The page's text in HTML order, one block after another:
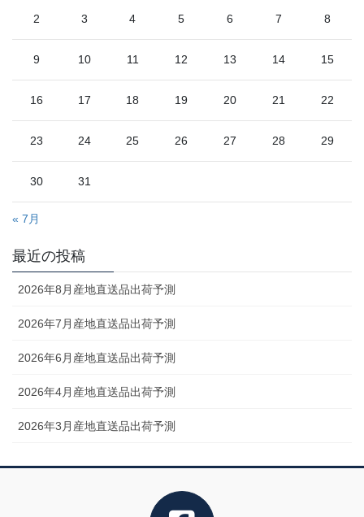
2 3 4 5 6 7 8
9 10 11 12 13 14 15
16 17 18 19 20 21 22
23 24 25 26 27 28 29
30 31
« 7月
最近の投稿
2026年8月産地直送品出荷予測
2026年7月産地直送品出荷予測
2026年6月産地直送品出荷予測
2026年4月産地直送品出荷予測
2026年3月産地直送品出荷予測